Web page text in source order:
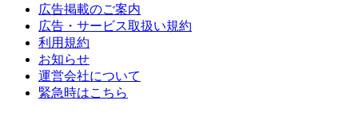
広告掲載のご案内
広告・サービス取扱い規約
利用規約
お知らせ
運営会社について
緊急時はこちら